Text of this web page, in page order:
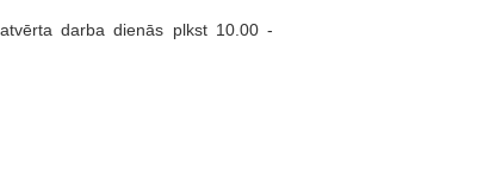
darba dienās plkst 10.00 -